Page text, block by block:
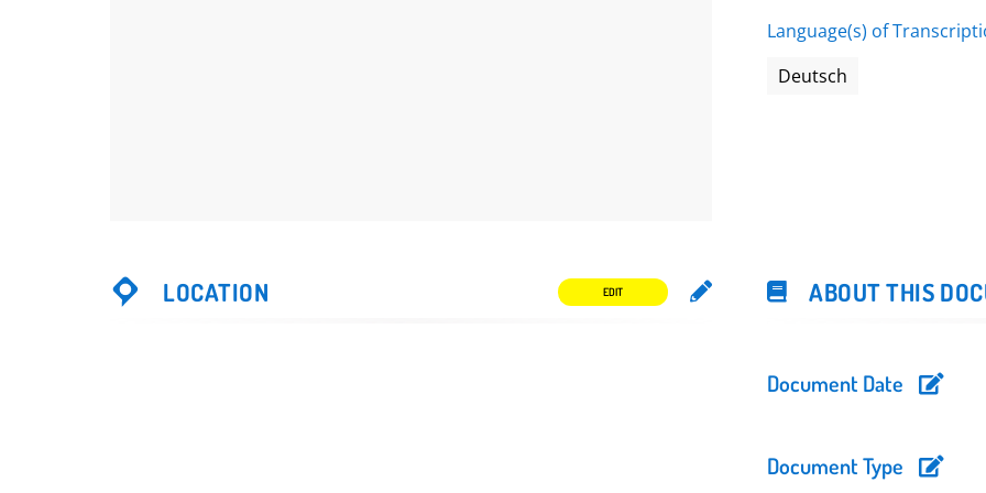
Language(s) of
Deutsch
LOCATION EDIT ABOUT THIS
Document Date
Document Type